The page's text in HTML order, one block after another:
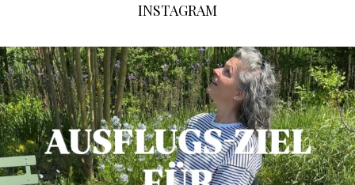
INSTAGRAM